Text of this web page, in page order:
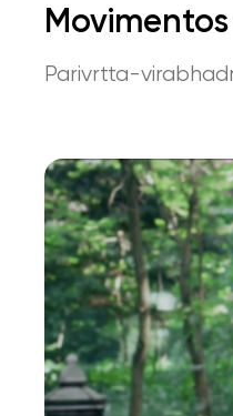
Parivrtta-